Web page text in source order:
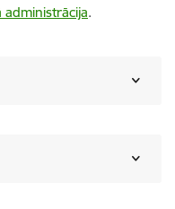
administrācija.